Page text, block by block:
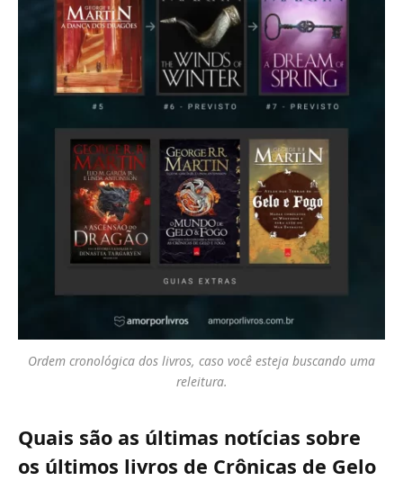
Ordem cronológica dos livros, caso você esteja buscando uma
releitura.
Quais são as últimas notícias sobre
os últimos livros de Crônicas de Gelo